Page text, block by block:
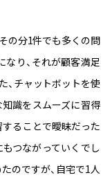
の分1件でも多くの問
り、それが顧客満足
、チャットボットを使
識をスムーズに習得
ることで曖昧だった
つながっていくでし
のですが、自宅で1人